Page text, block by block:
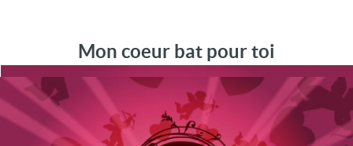
Mon coeur bat pour toi